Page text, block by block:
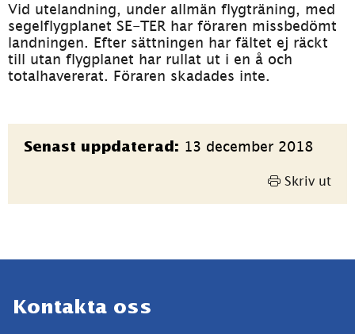
Vid utelandning, under allmän flygträning, med
segelflygplanet SE-TER har föraren missbedömt
landningen. Efter sättningen har fältet ej räckt
till utan flygplanet har rullat ut i en å och
totalhavererat. Föraren skadades inte.
Sidinformation
Senast uppdaterad: 13 december 2018
Skriv ut
Kontakta oss